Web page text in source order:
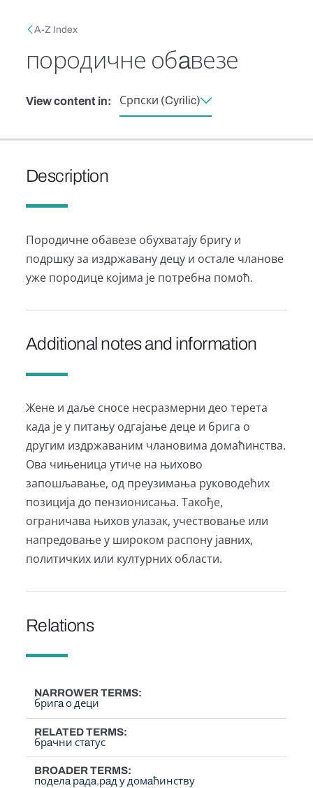
Breadcrumb
A-Z Index
породичне обaвезе
View content in: Српски (Cyrilic)
Description
Породичне обавезе обухватају бригу и
подршку за издржавану децу и остале чланове
уже породице којима је потребна помоћ.
Additional notes and information
Жене и даље сносе несразмерни део терета
када је у питању одгајање деце и брига о
другим издржаваним члановима домаћинства.
Ова чињеница утиче на њихово
запошљавање, од преузимања руководећих
позиција до пензионисања. Такође,
ограничава њихов улазак, учествовање или
напредовање у широком распону јавних,
политичких или културних области.
Relations
NARROWER TERMS
бригa о деци
RELATED TERMS
брaчни стaтус
BROADER TERMS
поделa рaдa рaд у домaћинству